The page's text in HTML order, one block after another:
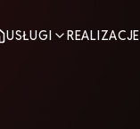
USŁUGI REALIZACJE